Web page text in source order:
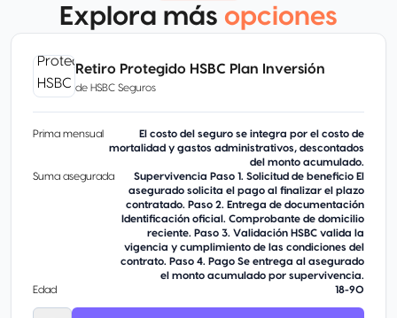
Explora más opciones
Retiro Protegido HSBC Plan Inversión
de HSBC Seguros
Prima mensual
El costo del seguro se integra por el costo de
mortalidad y gastos administrativos, descontados
del monto acumulado.
Suma asegurada
Supervivencia Paso 1. Solicitud de beneficio El
asegurado solicita el pago al finalizar el plazo
contratado. Paso 2. Entrega de documentación
Identificación oficial. Comprobante de domicilio
reciente. Paso 3. Validación HSBC valida la
vigencia y cumplimiento de las condiciones del
contrato. Paso 4. Pago Se entrega al asegurado
el monto acumulado por supervivencia.
Edad
18-90